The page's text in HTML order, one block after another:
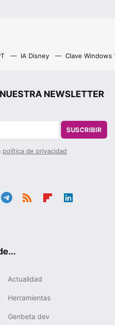
IA Disney Clave Windows
NEWSLETTER
SUSCRIBIR
política de privacidad
Actualidad
Herramientas
Genbeta dev